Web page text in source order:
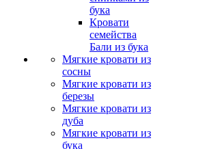
бука
Кровати
семейства
Бали из бука
Мягкие кровати из
сосны
Мягкие кровати из
березы
Мягкие кровати из
дуба
Мягкие кровати из
бука